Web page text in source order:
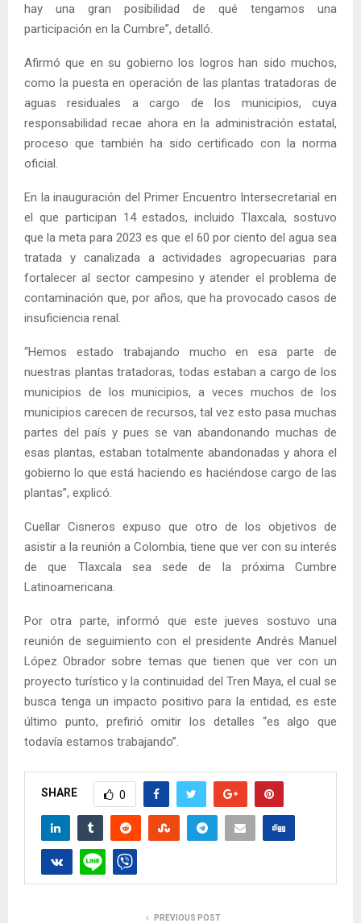
hay una gran posibilidad de qué tengamos una
participación en la Cumbre”, detalló.
Afirmó que en su gobierno los logros han sido muchos,
como la puesta en operación de las plantas tratadoras de
aguas residuales a cargo de los municipios, cuya
responsabilidad recae ahora en la administración estatal,
proceso que también ha sido certificado con la norma
oficial.
En la inauguración del Primer Encuentro Intersecretarial en
el que participan 14 estados, incluido Tlaxcala, sostuvo
que la meta para 2023 es que el 60 por ciento del agua sea
tratada y canalizada a actividades agropecuarias para
fortalecer al sector campesino y atender el problema de
contaminación que, por años, que ha provocado casos de
insuficiencia renal.
“Hemos estado trabajando mucho en esa parte de
nuestras plantas tratadoras, todas estaban a cargo de los
municipios de los municipios, a veces muchos de los
municipios carecen de recursos, tal vez esto pasa muchas
partes del país y pues se van abandonando muchas de
esas plantas, estaban totalmente abandonadas y ahora el
gobierno lo que está haciendo es haciéndose cargo de las
plantas”, explicó.
Cuellar Cisneros expuso que otro de los objetivos de
asistir a la reunión a Colombia, tiene que ver con su interés
de que Tlaxcala sea sede de la próxima Cumbre
Latinoamericana.
Por otra parte, informó que este jueves sostuvo una
reunión de seguimiento con el presidente Andrés Manuel
López Obrador sobre temas que tienen que ver con un
proyecto turístico y la continuidad del Tren Maya, el cual se
busca tenga un impacto positivo para la entidad, es este
último punto, prefirió omitir los detalles “es algo que
todavía estamos trabajando”.
SHARE 0
PREVIOUS POST